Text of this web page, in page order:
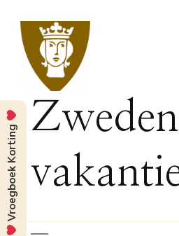
Zweden
Vroegboek Korting